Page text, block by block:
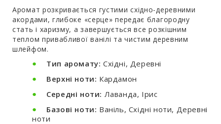
Аромат розкривається густими східно-деревними
акордами, глибоке «серце» передає благородну
стать і харизму, а завершується все розкішним
теплом привабливої ванілі та чистим деревним
шлейфом.
Тип аромату: Східні, Деревні
Верхні ноти: Кардамон
Середні ноти: Лаванда, Ірис
Базові ноти: Ваніль, Східні ноти, Деревні
ноти